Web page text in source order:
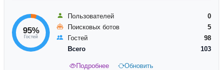
95%
Гостей
Пользователей
0
Поисковых ботов
5
Гостей
98
Всего
103
Подробнее Обновить